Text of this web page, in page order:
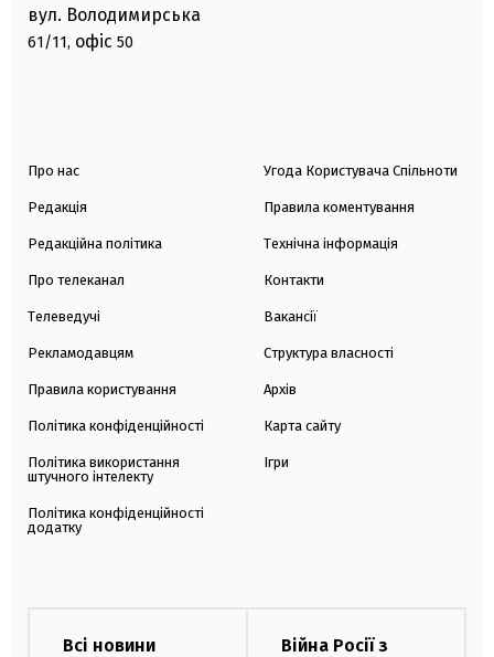
вул. Володимирська
61/11, офіс 50
Про нас
Редакція
Редакційна політика
Про телеканал
Телеведучі
Рекламодавцям
Правила користування
Політика конфіденційності
Політика використання
штучного інтелекту
Політика конфіденційності
додатку
Угода Користувача Спільноти
Правила коментування
Технічна інформація
Контакти
Вакансії
Структура власності
Архів
Карта сайту
Ігри
Всі новини
Війна Росії з